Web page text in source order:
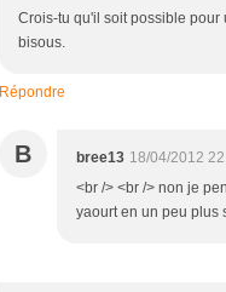
Crois-tu qu'il soit possible
bisous.
Répondre
B bree13 18/04/2012
<br /> <br /> non je
yaourt en un peu plus